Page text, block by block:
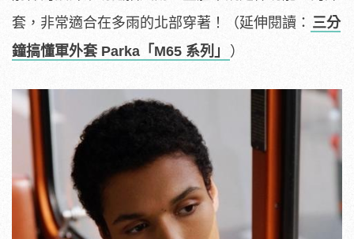
套，非常適合在多雨的北部穿著！（延伸閱讀： 三分
鐘搞懂軍外套 Parka「M65 系列」
）